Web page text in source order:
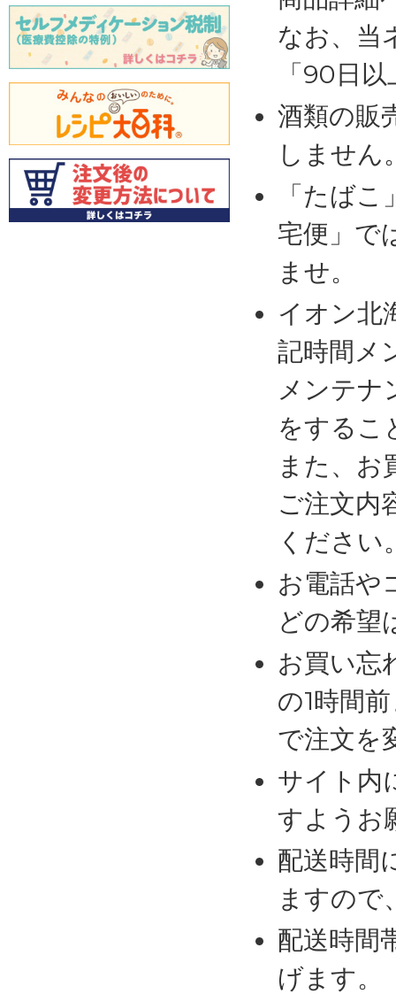
なお、当
「90日
酒類の販
しません
「たば
宅便」で
ませ。
イオン北
記時間メ
メンテナ
をするこ
また、お
ご注文内
ください
お電話や
どの希望
お買い忘
の1時間
で注文を
サイト内
すようお
配送時間
ますので
配送時間
げます。